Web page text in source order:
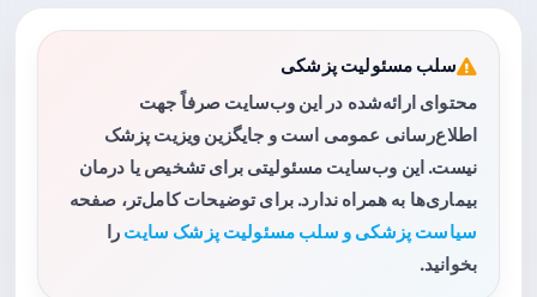
سلب مسئولیت پزشکی
محتوای ارائه‌شده در این وب‌سایت صرفاً جهت
اطلاع‌رسانی عمومی است و جایگزین ویزیت پزشک
نیست. این وب‌سایت مسئولیتی برای تشخیص یا درمان
بیماری‌ها به همراه ندارد. برای توضیحات کامل‌تر، صفحه
سیاست پزشکی و سلب مسئولیت پزشک سایت را
بخوانید.